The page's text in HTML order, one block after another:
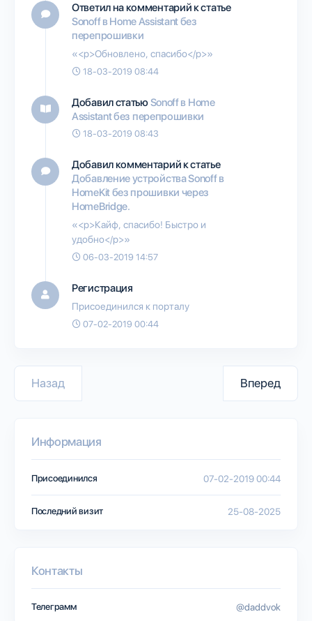
Ответил на комментарий к статье
Sonoff в Home Assistant без
перепрошивки
«<p>Обновлено, спасибо</p>»
18-03-2019 08:44
Добавил статьюSonoff в Home
Assistant без перепрошивки
18-03-2019 08:43
Добавил комментарий к статье
Добавление устройства Sonoff в
HomeKit без прошивки через
HomeBridge.
«<p>Кайф, спасибо! Быстро и
удобно</p>»
06-03-2019 14:57
Регистрация
Присоединился к порталу
07-02-2019 00:44
Назад Вперед
Информация
Присоединился 07-02-2019 00:44
Последний визит 25-08-2025
Контакты
Телеграмм @daddvok